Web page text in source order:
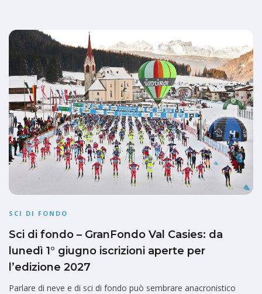
SCI DI FONDO
Sci di fondo – GranFondo Val Casies: da
lunedì 1° giugno iscrizioni aperte per
l’edizione 2027
Parlare di neve e di sci di fondo può sembrare anacronistico